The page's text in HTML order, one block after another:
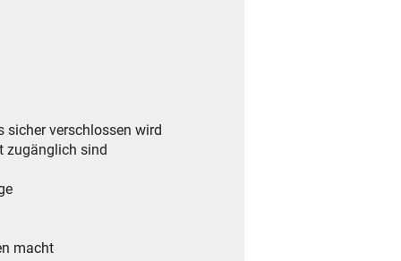
sicher verschlossen wird
zugänglich sind
macht